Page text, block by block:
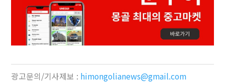
광고문의/기사제보 : himongolianews@gmail.com